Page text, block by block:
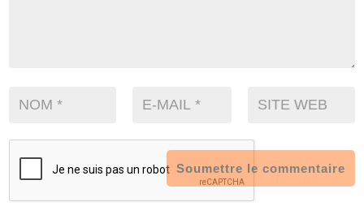
Soumettre le commentaire